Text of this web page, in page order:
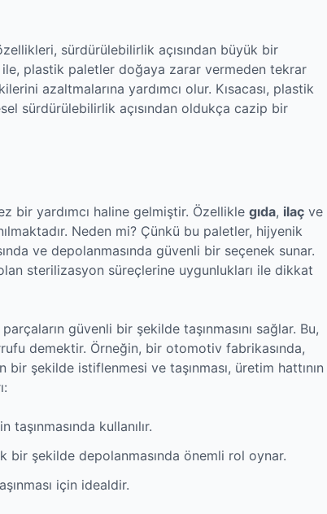
sürdürülebilirlik açısından büyük bir
plastik paletler doğaya zarar vermeden tekrar
azaltmalarına yardımcı olur. Kısacası, plastik
sürdürülebilirlik açısından oldukça cazip bir
bir yardımcı haline gelmiştir. Özellikle gıda, ilaç ve
Neden mi? Çünkü bu paletler, hijyenik
ve depolanmasında güvenli bir seçenek sunar.
sterilizasyon süreçlerine uygunlukları ile dikkat
güvenli bir şekilde taşınmasını sağlar. Bu,
demektir. Örneğin, bir otomotiv fabrikasında,
şekilde istiflenmesi ve taşınması, üretim hattının
kullanılır.
bir şekilde depolanmasında önemli rol oynar.
için idealdir.